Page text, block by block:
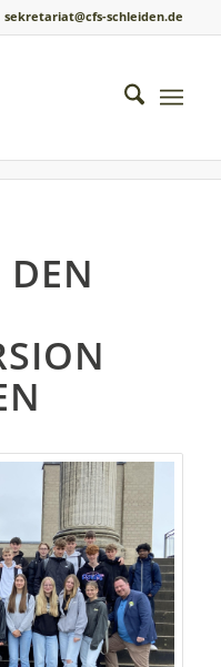
sekretariat@cfs-schleiden.de
Xanten